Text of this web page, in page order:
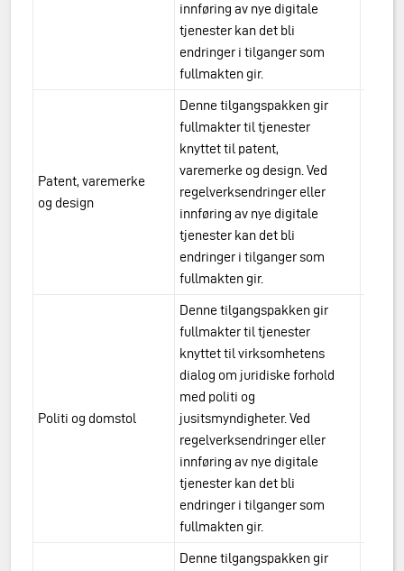
innføring av nye digitale
tjenester kan det bli
endringer i tilganger som
fullmakten gir.
Patent, varemerke
og design
Denne tilgangspakken gir
fullmakter til tjenester
knyttet til patent,
varemerke og design. Ved
regelverksendringer eller
innføring av nye digitale
tjenester kan det bli
endringer i tilganger som
fullmakten gir.
Politi og domstol
Denne tilgangspakken gir
fullmakter til tjenester
knyttet til virksomhetens
dialog om juridiske forhold
med politi og
jusitsmyndigheter. Ved
regelverksendringer eller
innføring av nye digitale
tjenester kan det bli
endringer i tilganger som
fullmakten gir.
Denne tilgangspakken gir